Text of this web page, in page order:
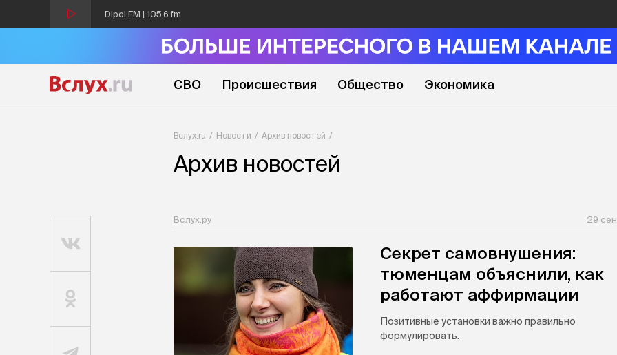
Dipol FM | 105,6 fm
СВО Происшествия Общество Экономика
Вслух.ru Новости Архив новостей
Архив новостей
Вслух.ру 29
Секрет самовнушения:
тюменцам объяснили, как
работают аффирмации
Позитивные установки важно правильно
формулировать.